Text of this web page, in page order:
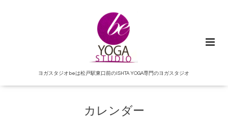
ヨガスタジオbeは松戸駅東口前のISHTA YOGA専門のヨガスタジオ
カレンダー